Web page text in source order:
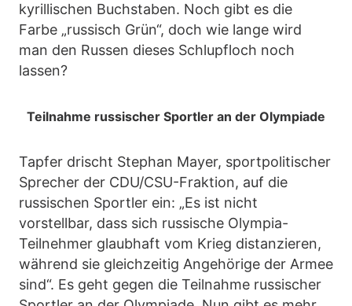
kyrillischen Buchstaben. Noch gibt es die
Farbe „russisch Grün“, doch wie lange wird
man den Russen dieses Schlupfloch noch
lassen?
Teilnahme russischer Sportler an der Olympiade
Tapfer drischt Stephan Mayer, sportpolitischer
Sprecher der CDU/CSU-Fraktion, auf die
russischen Sportler ein: „Es ist nicht
vorstellbar, dass sich russische Olympia-
Teilnehmer glaubhaft vom Krieg distanzieren,
während sie gleichzeitig Angehörige der Armee
sind“. Es geht gegen die Teilnahme russischer